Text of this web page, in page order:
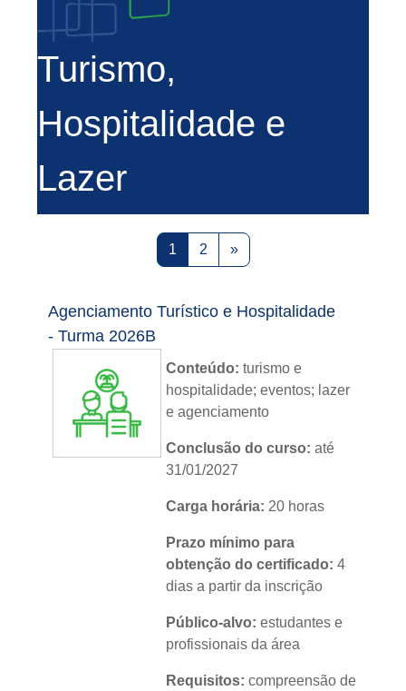
Turismo,
Hospitalidade e
Lazer
1 Página 1
2Página 2
»Próxima página
Agenciamento Turístico e Hospitalidade
- Turma 2026B
Conteúdo:turismo e
hospitalidade; eventos; lazer
e agenciamento
Conclusão do curso: até
31/01/2027
Carga horária: 20 horas
Prazo mínimo para
obtenção do certificado: 4
dias a partir da inscrição
Público-alvo: estudantes e
profissionais da área
Requisitos:compreensão de